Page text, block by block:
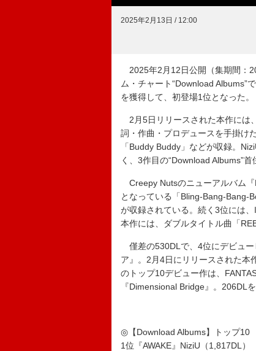
2025年2月13日 / 12:00
2025年2月12日公開（集期間：
ム・チャート“Download Albums”
を獲得して、初登場1位となった。
2月5日リリースされた本作には
詞・作曲・プロデュースを手掛け
「Buddy Buddy」などが収録。
く、3作目の“Download Albums”首
Creepy Nutsのニューアルバム
となっている「Bling-Bang-Bang-
が収録されている。続く3位には
本作には、ダブルタイトル曲「
僅差の530DLで、4位にデビュー
ア』。2月4日にリリースされた本
のトップ10デビュー作は、
『Dimensional Bridge』。206DL
◎【Download Albums】トップ10
1位『AWAKE』NiziU（1,817DL）